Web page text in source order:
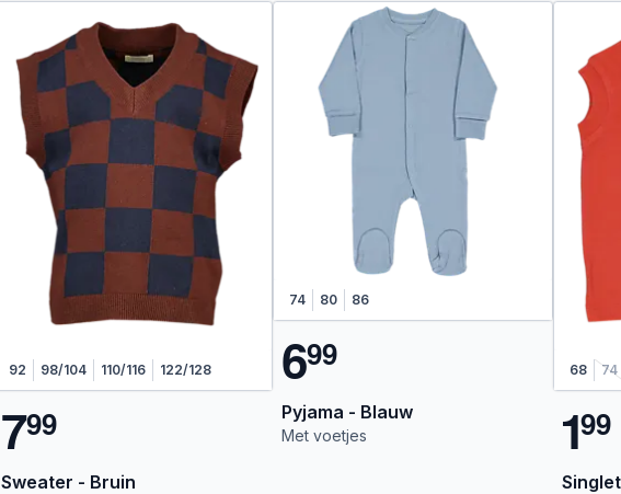
92 98/104 110/116 122/128
799
Sweater - Bruin
74 80 86
699
Pyjama - Blauw
Met voetjes
68 74
199